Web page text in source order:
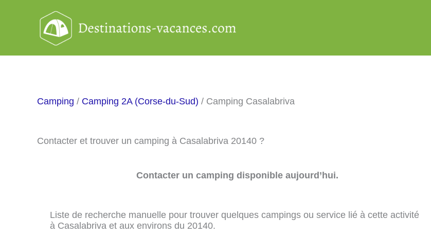
Camping / Camping 2A (Corse-du-Sud) / Camping Casalabriva
Contacter et trouver un camping à Casalabriva 20140 ?
Contacter un camping disponible aujourd’hui.
Liste de recherche manuelle pour trouver quelques campings ou service lié à cette activité
à Casalabriva et aux environs du 20140.